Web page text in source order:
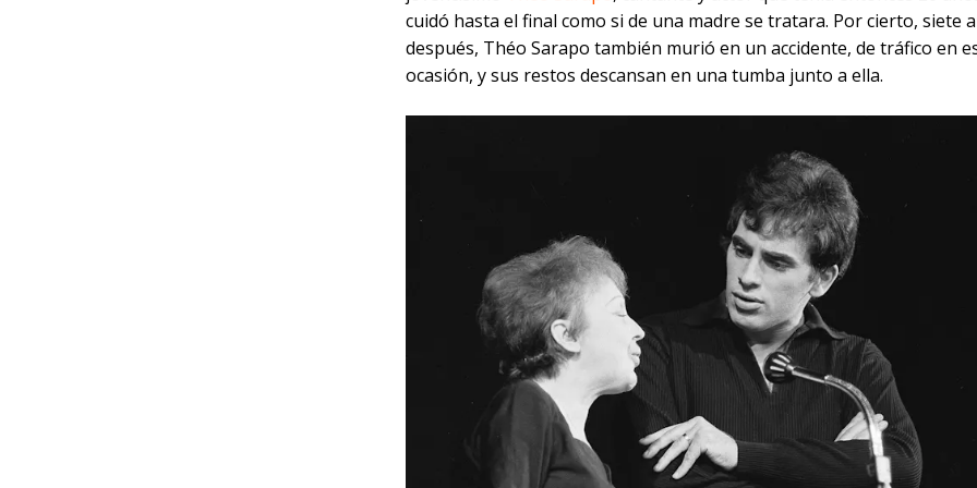
cuidó hasta el final como si de una madre se tratara. Por cierto, siete
después, Théo Sarapo también murió en un accidente, de tráfico en
ocasión, y sus restos descansan en una tumba junto a ella.